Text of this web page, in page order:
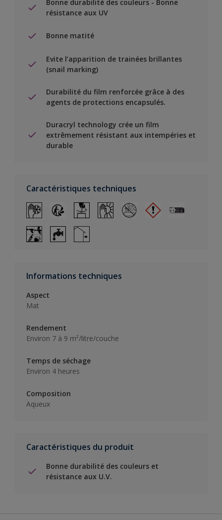
Bonne durabilité des couleurs - Bonne
résistance aux UV
Bonne matité
Evite l’apparition de trainées brillantes
(snail marking)
Durabilité du film renforcée grâce à des
agents de protections encapsulés.
Duracryl technology crée un film
extrêmement résistant aux intempéries et
durable
Caractéristiques techniques
Informations techniques
Aspect
Mat
Rendement
Environ 7 à 9 m²/litre/couche
Temps de séchage
Environ 4 heures
Composition
Aqueux
Caractéristiques du produit
Bonne durabilité des couleurs et
résistance aux U.V.